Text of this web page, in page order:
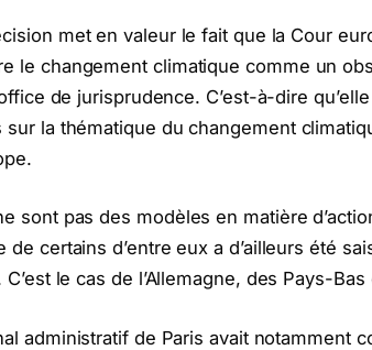
met en valeur le fait que la Cour
le changement climatique comme un
de jurisprudence. C’est-à-dire
sur la thématique du changement
sont pas des modèles en matière
de certains d’entre eux a d’ailleurs été
C’est le cas de l’Allemagne, des Pays-
administratif de Paris avait notamment